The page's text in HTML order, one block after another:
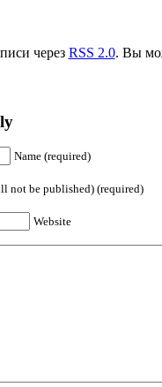
через RSS 2.0. Вы
Name (required)
not be published) (required)
Website